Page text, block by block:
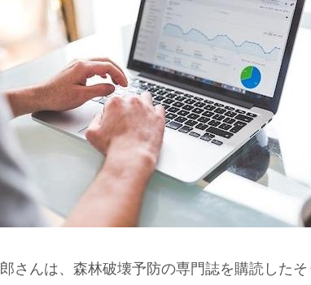
さんは、森林破壊予防の専門誌を購読した